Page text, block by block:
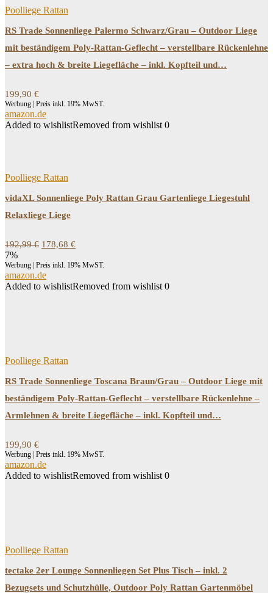
Poolliege Rattan
RS Trade Sonnenliege Palermo Schwarz/Grau – Outdoor Liege
mit beständigem Poly-Rattan-Geflecht – verstellbare Rückenlehne
– extra hoch & breite Liegefläche – inkl. Kopfteil und…
199,90 €
Werbung | Preis inkl. 19% MwST.
amazon.de
Added to wishlistRemoved from wishlist 0
Poolliege Rattan
vidaXL Sonnenliege Poly Rattan Grau Gartenliege Liegestuhl
Relaxliege Liege
192,99€ Ursprünglicher
war:
192,99 €
178,68 €
ist:
7%
Werbung | Preis inkl. 19% MwST.
amazon.de
Added to wishlistRemoved from wishlist 0
Poolliege Rattan
RS Trade Sonnenliege Toscana Braun/Grau – Outdoor Liege mit
beständigem Poly-Rattan-Geflecht – verstellbare Rückenlehne –
Armlehnen & breite Liegefläche – inkl. Kopfteil und…
199,90 €
Werbung | Preis inkl. 19% MwST.
amazon.de
Added to wishlistRemoved from wishlist 0
Poolliege Rattan
tectake 2er Lounge Sonnenliegen Set Plus Tisch – inkl. 2
Bezugsets und Schutzhülle, Outdoor Poly Rattan Gartenmöbel